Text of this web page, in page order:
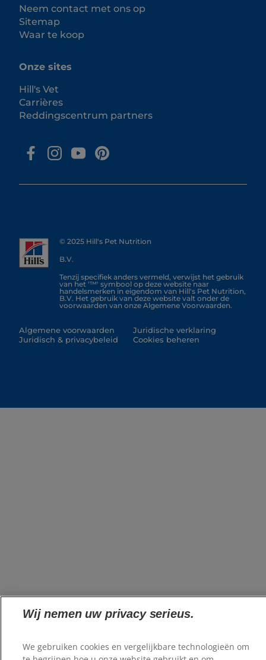
Neem contact met ons op
Sitemap
Waar te koop
Onze sites
Hill's Vet
Carrières
Reddingscentrum partners
© 2025 Hill's Pet Nutrition
B.V.
Tenzij specifiek anders vermeld, verwijst het gebruik
van het '™' symbool op deze website naar
handelsmerken in eigendom van Hill's Pet Nutrition,
B.V. Het gebruik van deze website valt onder de
voorwaarden van onze Algemene Voorwaarden.
Algemene voorwaarden
Juridisch & privacybeleid
Juridische verklaring
Cookies beheren
Wij nemen uw privacy serieus.
We gebruiken cookies en vergelijkbare technologieën om